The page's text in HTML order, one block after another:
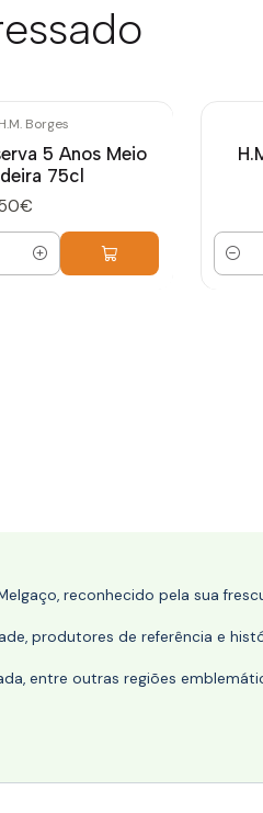
H.M. Borges
5 Anos Meio
75cl
reconhecido pela sua
produtores de referência e
entre outras regiões